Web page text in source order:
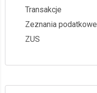
Transakcje
Zeznania podatkowe
ZUS